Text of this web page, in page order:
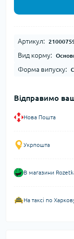
Артикул:
Вид корму:
Форма випуску:
Відправимо
Нова Пошта
Укрпошта
В магазини
На таксі по